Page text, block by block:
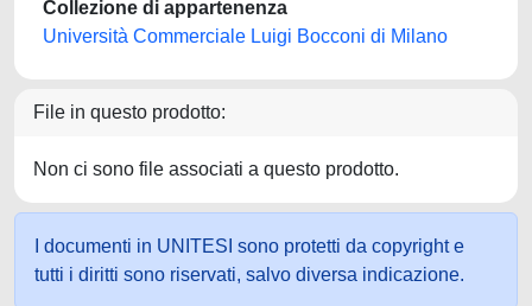
Collezione di appartenenza
Università Commerciale Luigi Bocconi di Milano
File in questo prodotto:
Non ci sono file associati a questo prodotto.
I documenti in UNITESI sono protetti da copyright e
tutti i diritti sono riservati, salvo diversa indicazione.